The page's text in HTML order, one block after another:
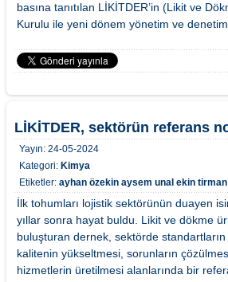
basına tanıtılan LİKİTDER’in (Likit ve
Kurulu ile yeni dönem yönetim ve
LİKİTDER, sektörün referans
Yayın: 24-05-2024
Kategori: Kimya
Etiketler: ayhan özekin aysem unal ekin tirman
İlk tohumları lojistik sektörünün duayen
yıllar sonra hayat buldu. Likit ve dökme
buluşturan dernek, sektörde standartların
kalitenin yükseltmesi, sorunların
hizmetlerin üretilmesi alanlarında bir